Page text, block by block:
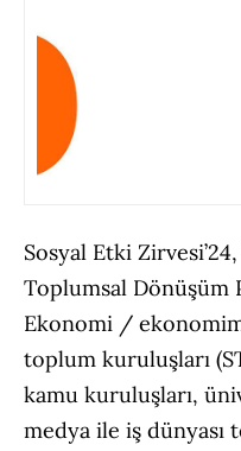
Sosyal Etki
Toplumsal Dönüşüm
Ekonomi /
toplum kuruluşları
kamu kuruluşları,
medya ile iş dünyası